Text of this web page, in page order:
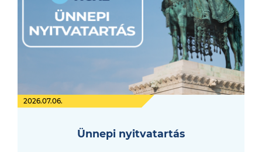
2026.07.06.
Ünnepi nyitvatartás